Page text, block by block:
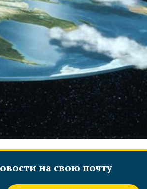
на свою почту